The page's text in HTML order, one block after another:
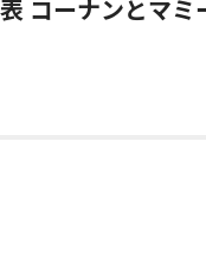
コーナンとマミ